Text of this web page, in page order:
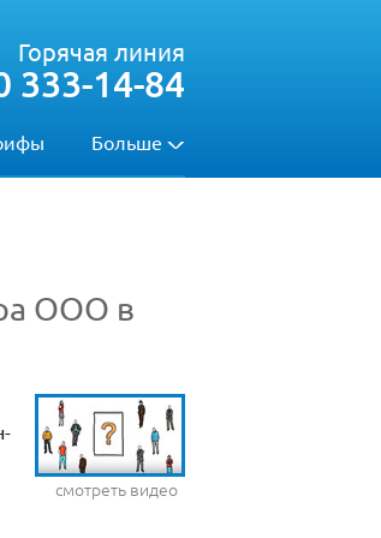
Больше
Горячая линия
333-14-84
ООО в
смотреть видео